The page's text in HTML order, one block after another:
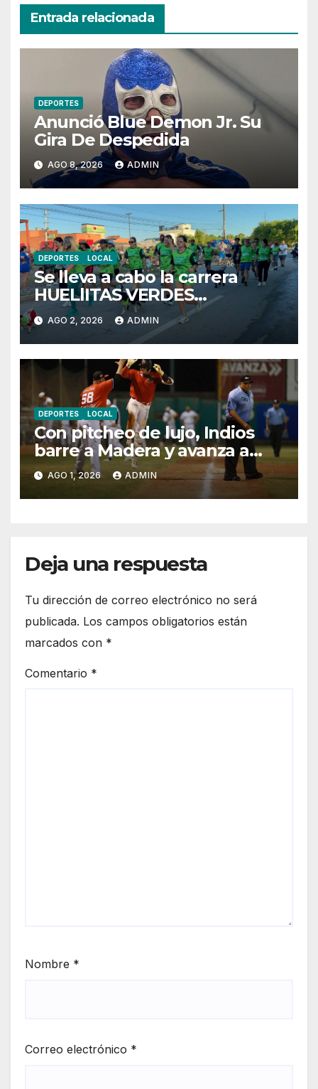
Entrada relacionada
DEPORTES
Anunció Blue Demon Jr. Su
Gira De Despedida
AGO 8, 2026 ADMIN
DEPORTES LOCAL
Se lleva a cabo la carrera
HUELlITAS VERDES
KILOMETROS DE AYUDA.
AGO 2, 2026 ADMIN
DEPORTES LOCAL
Con pitcheo de lujo, Indios
barre a Madera y avanza a
semifinales
AGO 1, 2026 ADMIN
Deja una respuesta
Tu dirección de correo electrónico no será
publicada. Los campos obligatorios están
marcados con *
Comentario *
Nombre *
Correo electrónico *